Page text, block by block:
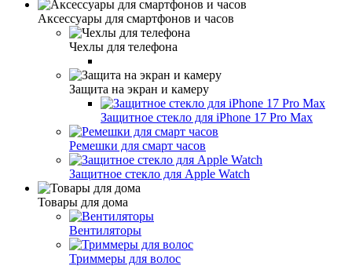
Аксессуары для смартфонов и часов
Чехлы для телефона
Защита на экран и камеру
Защитное стекло для iPhone 17 Pro Max
Ремешки для смарт часов
Защитное стекло для Apple Watch
Товары для дома
Вентиляторы
Триммеры для волос